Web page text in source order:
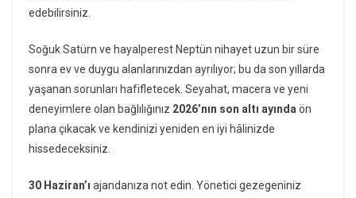
edebilirsiniz.
Soğuk Satürn ve hayalperest Neptün nihayet uzun bir süre
sonra ev ve duygu alanlarınızdan ayrılıyor; bu da son yıllarda
yaşanan sorunları hafifletecek. Seyahat, macera ve yeni
deneyimlere olan bağlılığınız 2026’nın son altı ayında ön
plana çıkacak ve kendinizi yeniden en iyi hâlinizde
hissedeceksiniz.
30 Haziran’ı ajandanıza not edin. Yönetici gezegeniniz